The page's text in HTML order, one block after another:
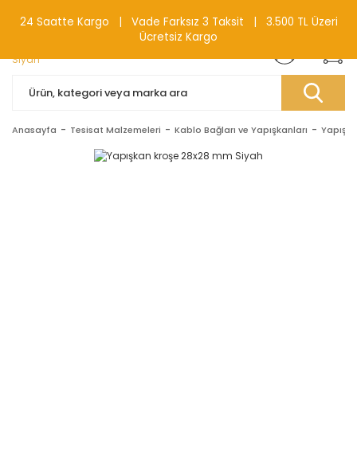
0(212) 240 87 88
Anasayfa Tesisat Malzemeleri Kablo Bağları ve Yapışkanları
24 Saatte Kargo | Vade Farksız 3 Taksit | 3.500 TL Üzeri
Ücretsiz Kargo